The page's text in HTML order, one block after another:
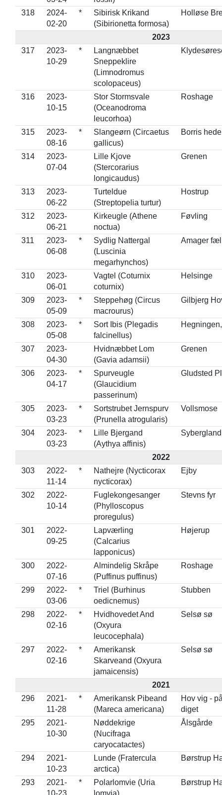
318
2024-
02-20
*
Sibirisk Krikand
(Sibirionetta formosa)
Holløse
2023
317
2023-
10-29
*
Langnæbbet
Sneppeklire
(Limnodromus
scolopaceus)
316
2023-
10-15
Stor Stormsvale
(Oceanodroma
leucorhoa)
Roshage
315
2023-
08-16
*
Slangeørn (Circaetus
gallicus)
Borris hede
314
2023-
07-04
Lille Kjove
(Stercorarius
longicaudus)
Grenen
313
2023-
06-22
Turteldue
(Streptopelia turtur)
Hostrup
312
2023-
06-21
Kirkeugle (Athene
noctua)
Føvling
311
2023-
06-08
*
Sydlig Nattergal
(Luscinia
megarhynchos)
Amager
310
2023-
06-01
Vagtel (Coturnix
coturnix)
Helsinge
309
2023-
05-09
*
Steppehøg (Circus
macrourus)
Gilbjerg
308
2023-
05-08
*
Sort Ibis (Plegadis
falcinellus)
307
2023-
04-30
Hvidnæbbet Lom
(Gavia adamsii)
Grenen
306
2023-
04-17
*
Spurveugle
(Glaucidium
passerinum)
Gludsted
305
2023-
03-23
*
Sortstrubet Jernspurv
(Prunella atrogularis)
Vollsmose
304
2023-
03-23
*
Lille Bjergand
(Aythya affinis)
2022
303
2022-
11-14
*
Nathejre (Nycticorax
nycticorax)
Ejby
302
2022-
10-14
Fuglekongesanger
(Phylloscopus
proregulus)
Stevns fyr
301
2022-
09-25
Lapværling
(Calcarius
lapponicus)
Højerup
300
2022-
07-16
Almindelig Skråpe
(Puffinus puffinus)
Roshage
299
2022-
03-06
*
Triel (Burhinus
oedicnemus)
Stubben
298
2022-
02-16
*
Hvidhovedet And
(Oxyura
leucocephala)
Selsø sø
297
2022-
02-16
*
Amerikansk
Skarveand (Oxyura
jamaicensis)
Selsø sø
2021
296
2021-
11-28
*
Amerikansk Pibeand
(Mareca americana)
Hov vig -
diget
295
2021-
10-30
Nøddekrige
(Nucifraga
caryocatactes)
Ålsgårde
294
2021-
10-23
Lunde (Fratercula
arctica)
Børstrup
293
2021-
10-23
*
Polarlomvie (Uria
lomvia)
Børstrup